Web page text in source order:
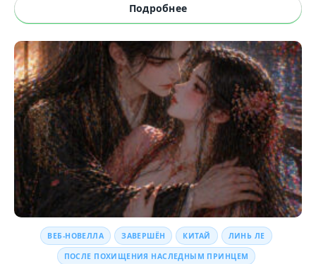
Подробнее
ВЕБ-НОВЕЛЛА ЗАВЕРШЁН КИТАЙ ЛИНЬ ЛЕ
ПОСЛЕ ПОХИЩЕНИЯ НАСЛЕДНЫМ ПРИНЦЕМ